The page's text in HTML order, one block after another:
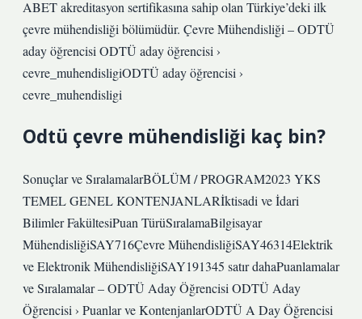
ABET akreditasyon sertifikasına sahip olan Türkiye’deki ilk
çevre mühendisliği bölümüdür. Çevre Mühendisliği – ODTÜ
aday öğrencisi ODTÜ aday öğrencisi ›
cevre_muhendisligiODTÜ aday öğrencisi ›
cevre_muhendisligi
Odtü çevre mühendisliği kaç bin?
Sonuçlar ve SıralamalarBÖLÜM / PROGRAM2023 YKS
TEMEL GENEL KONTENJANLARİktisadi ve İdari
Bilimler FakültesiPuan TürüSıralamaBilgisayar
MühendisliğiSAY716Çevre MühendisliğiSAY46314Elektrik
ve Elektronik MühendisliğiSAY191345 satır dahaPuanlamalar
ve Sıralamalar – ODTÜ Aday Öğrencisi ODTÜ Aday
Öğrencisi › Puanlar ve KontenjanlarODTÜ A Day Öğrencisi